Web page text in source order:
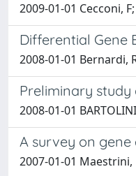
2009-01-01 Cecconi,
Differential Gene
2008-01-01 Bernardi,
Preliminary
2008-01-01
A survey on
2007-01-01